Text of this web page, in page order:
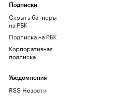
Подписки
Скрыть баннеры
на РБК
Подписка на РБК
Корпоративная
подписка
Уведомления
RSS Новости